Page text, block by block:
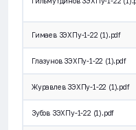
Гимаев ЗЭХПу-1-22 (1).pdf
Глазунов ЗЭХПу-1-22 (1).pdf
Журавлев ЗЭХПу-1-22 (1).pdf
Зубов ЗЭХПу-1-22 (1).pdf